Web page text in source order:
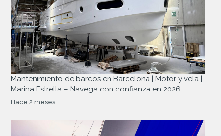
Mantenimiento de barcos en Barcelona | Motor y vela |
Marina Estrella – Navega con confianza en 2026
Hace 2 meses